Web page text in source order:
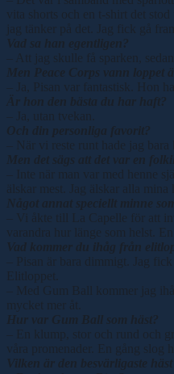
vita shorts och en t-shirt det
jag tänker på det. Jag fick gå
Vad sa han egentligen?
– Att jag skulle få sparken, sedan
Men Peace Corps vann loppet
– Ja, Pisan var fantastisk. Hon
Är hon den bästa du har haft?
– Ja, utan tvekan.
Och din personliga favorit?
– När vi reste runt hade jag
Men det sägs att det var en
– Inte när man var med henne
älskar mest. Jag älskar alla
Något annat speciellt minne
– Vi åkte till La Capelle för att
varandra hur länge som helst.
Vad kommer du ihåg från
– Pisan är bara dimmigt. Jag
Elitloppet.
– Med Gum Ball kommer jag
mycket mer åt.
Hur var Gum Ball som häst?
– En klump, stor och rund och
våra promenader. En gång slog
Vilken är den besvärligaste